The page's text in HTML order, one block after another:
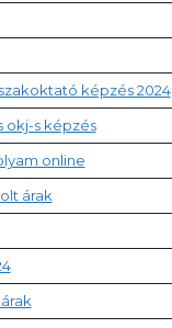
képzés 2024
okj-s képzés
online
árak